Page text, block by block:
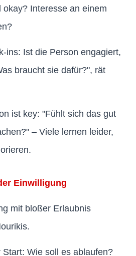
Interesse an einem
ins: Ist die Person engagiert,
braucht sie dafür?", rät
ist key: "Fühlt sich das gut
– Viele lernen leider,
Einwilligung
mit bloßer Erlaubnis
Wie soll es ablaufen?